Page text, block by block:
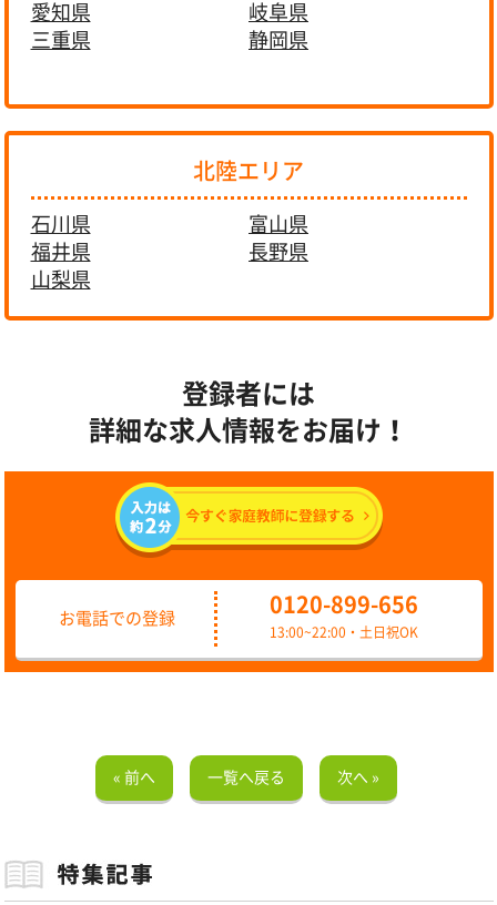
愛知県
岐阜県
三重県
静岡県
北陸エリア
石川県
富山県
福井県
長野県
山梨県
登録者には
詳細な求人情報をお届け！
お電話での登録
0120-899-656
13:00~22:00・土日祝OK
« 前へ 一覧へ戻る 次へ »